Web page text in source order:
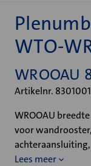
WTO-
WROOAU
Artikelnr.
WROOAU
voor
Lees meer